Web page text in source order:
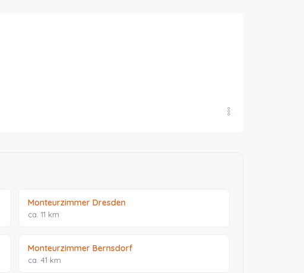
Monteurzimmer Dresden
ca. 11 km
Monteurzimmer Bernsdorf
ca. 41 km